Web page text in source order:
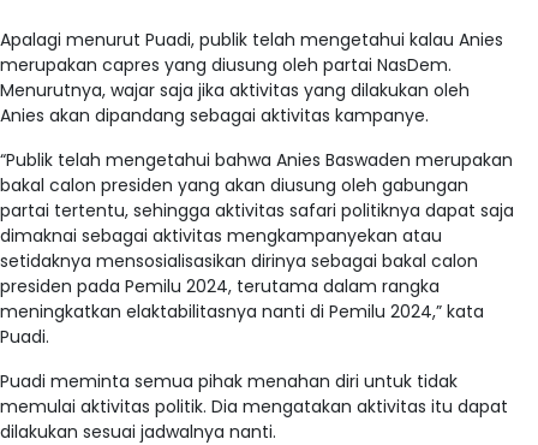
Apalagi menurut Puadi, publik telah mengetahui kalau Anies
merupakan capres yang diusung oleh partai NasDem.
Menurutnya, wajar saja jika aktivitas yang dilakukan oleh
Anies akan dipandang sebagai aktivitas kampanye.
“Publik telah mengetahui bahwa Anies Baswaden merupakan
bakal calon presiden yang akan diusung oleh gabungan
partai tertentu, sehingga aktivitas safari politiknya dapat saja
dimaknai sebagai aktivitas mengkampanyekan atau
setidaknya mensosialisasikan dirinya sebagai bakal calon
presiden pada Pemilu 2024, terutama dalam rangka
meningkatkan elaktabilitasnya nanti di Pemilu 2024,” kata
Puadi.
Puadi meminta semua pihak menahan diri untuk tidak
memulai aktivitas politik. Dia mengatakan aktivitas itu dapat
dilakukan sesuai jadwalnya nanti.